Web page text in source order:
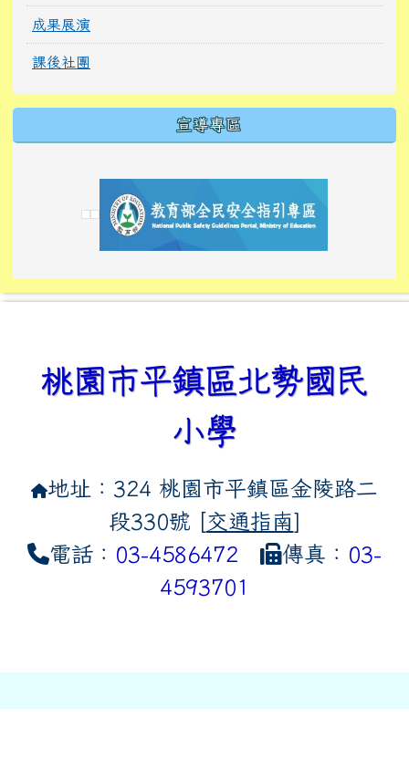
成果展演
課後社團
宣導專區
link to https://
link to https://10000.gov.tw/
link to https://
link to https://10000.gov.tw/
link to https://
link to https://
link to https://i.win.org.tw/
link to https://
link to https://
link to https://
link to https://
桃園市平鎮區北勢國民
小學
地址：324 桃園市平鎮區金陵路二
段330號 [交通指南]
電話： 03-4586472 傳真： 03-
4593701